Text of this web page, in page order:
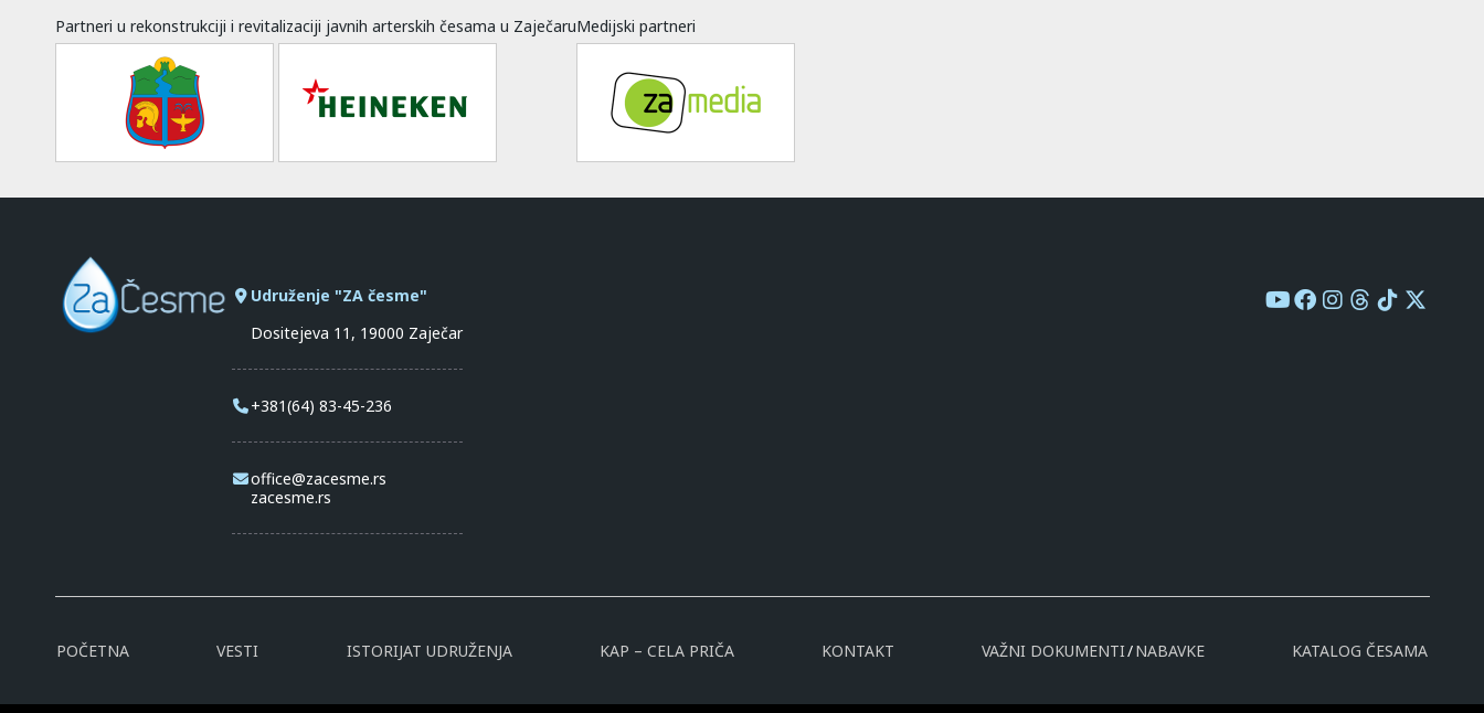
Partneri u rekonstrukciji i revitalizaciji javnih arterskih česama u ZaječaruMedijski partneri
Udruženje "ZA česme"
Dositejeva 11, 19000 Zaječar
+381(64) 83-45-236
office@zacesme.rs
zacesme.rs
POČETNA VESTI ISTORIJAT UDRUŽENJA KAP – CELA PRIČA KONTAKT VAŽNI DOKUMENTI NABAVKE KATALOG ČESAMA